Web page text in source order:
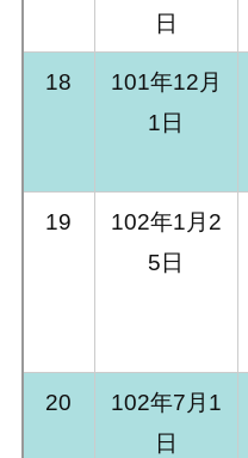
日
18
101年12月
1日
19
102年1月2
5日
20
102年7月1
日